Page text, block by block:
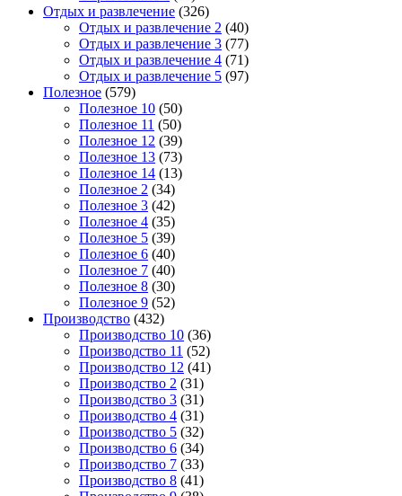
Отдых и развлечение (326)
Отдых и развлечение 2 (40)
Отдых и развлечение 3 (77)
Отдых и развлечение 4 (71)
Отдых и развлечение 5 (97)
Полезное (579)
Полезное 10 (50)
Полезное 11 (50)
Полезное 12 (39)
Полезное 13 (73)
Полезное 14 (13)
Полезное 2 (34)
Полезное 3 (42)
Полезное 4 (35)
Полезное 5 (39)
Полезное 6 (40)
Полезное 7 (40)
Полезное 8 (30)
Полезное 9 (52)
Производство (432)
Производство 10 (36)
Производство 11 (52)
Производство 12 (41)
Производство 2 (31)
Производство 3 (31)
Производство 4 (31)
Производство 5 (32)
Производство 6 (34)
Производство 7 (33)
Производство 8 (41)